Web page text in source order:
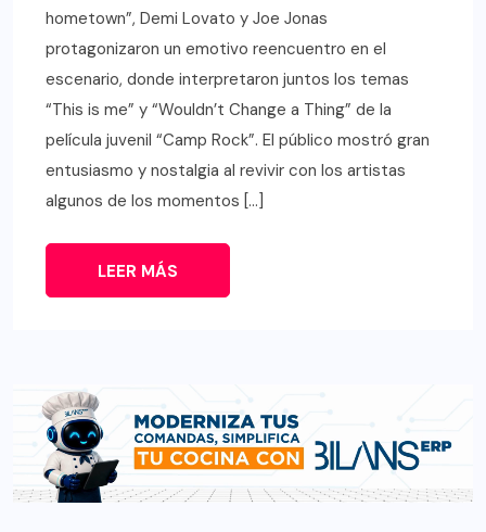
hometown”, Demi Lovato y Joe Jonas
protagonizaron un emotivo reencuentro en el
escenario, donde interpretaron juntos los temas
“This is me” y “Wouldn’t Change a Thing” de la
película juvenil “Camp Rock”. El público mostró gran
entusiasmo y nostalgia al revivir con los artistas
algunos de los momentos […]
LEER MÁS